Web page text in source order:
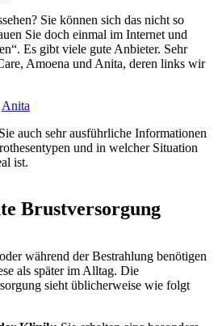
Sie können sich das nicht so
Sie doch einmal im Internet und
Es gibt viele gute Anbieter. Sehr
Amoena und Anita, deren links wir
Anita
auch sehr ausführliche Informationen
und in welcher Situation
ist.
Brustversorgung
während der Bestrahlung benötigen
als später im Alltag. Die
sieht üblicherweise wie folgt